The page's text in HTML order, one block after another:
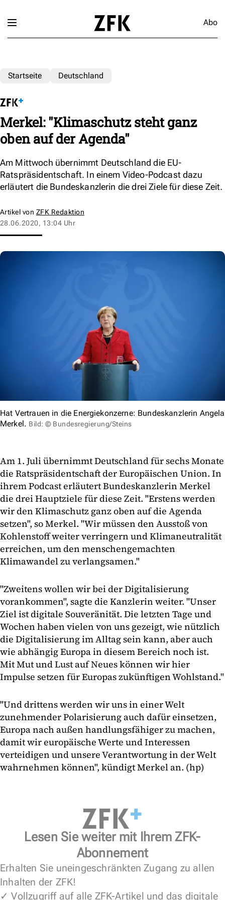
Abo
Startseite Deutschland
Merkel: "Klimaschutz steht ganz
oben auf der Agenda"
Am Mittwoch übernimmt Deutschland die EU-
Ratspräsidentschaft. In einem Video-Podcast dazu
erläutert die Bundeskanzlerin die drei Ziele für diese Zeit.
Artikel von ZFK Redaktion
28.06.2020, 13:04 Uhr
Hat Vertrauen in die Energiekonzerne: Bundeskanzlerin Angela
Merkel. Bild: © Bundesregierung/Steins
Am 1. Juli übernimmt Deutschland für sechs Monate
die Ratspräsidentschaft der Europäischen Union. In
ihrem Podcast erläutert Bundeskanzlerin Merkel
die drei Hauptziele für diese Zeit. "Erstens werden
wir den Klimaschutz ganz oben auf die Agenda
setzen", so Merkel. "Wir müssen den Ausstoß von
Kohlenstoff weiter verringern und Klimaneutralität
erreichen, um den menschengemachten
Klimawandel zu verlangsamen."
"Zweitens wollen wir bei der Digitalisierung
vorankommen", sagte die Kanzlerin weiter. "Unser
Ziel ist digitale Souveränität. Die letzten Tage und
Wochen haben vielen von uns gezeigt, wie nützlich
die Digitalisierung im Alltag sein kann, aber auch
wie abhängig Europa in diesem Bereich noch ist.
Mit Mut und Lust auf Neues können wir hier
Impulse setzen für Europas zukünftigen Wohlstand."
"Und drittens werden wir uns in einer Welt
zunehmender Polarisierung auch dafür einsetzen,
Europa nach außen handlungsfähiger zu machen,
damit wir europäische Werte und Interessen
verteidigen und unsere Verantwortung in der Welt
wahrnehmen können", kündigt Merkel an. (hp)
Lesen Sie weiter mit Ihrem ZFK-
Abonnement
Erhalten Sie uneingeschränkten Zugang zu allen
Inhalten der ZFK!
✓ Vollzugriff auf alle ZFK-Artikel und das digitale